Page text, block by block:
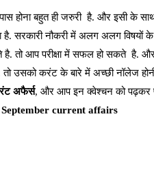
पास होना बहुत ही जरुरी है. और इसी के
है. सरकारी नौकरी में अलग अलग
है. तो आप परीक्षा में सफल हो सकते है.
तो उसको करंट के बारे में अच्छी नॉलेज
अफैर्स, और आप इन क्वेश्चन को पढ़कर
September current affairs